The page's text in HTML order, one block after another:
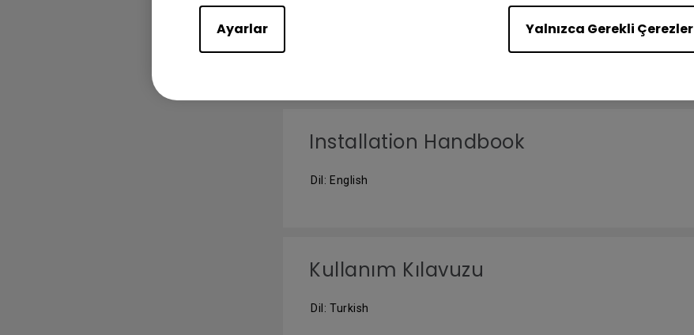
Ayarlar Yalnızca Gerekli Çerezler
DMS Local User Manual
Installation Handbook
Dil: English
Kullanım Kılavuzu
Dil: Turkish